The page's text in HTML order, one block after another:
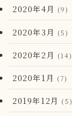
2020年4月 (9)
2020年3月 (5)
2020年2月 (14)
2020年1月 (7)
2019年12月 (5)